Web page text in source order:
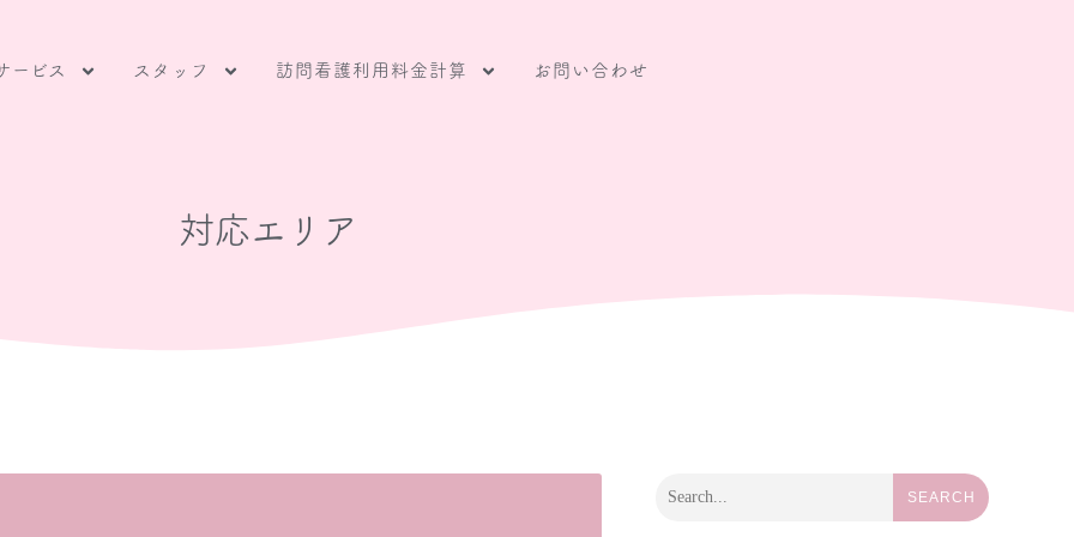
ービス スタッフ 訪問看護利用料金計算 お問い合わせ
対応エリア
SEARCH